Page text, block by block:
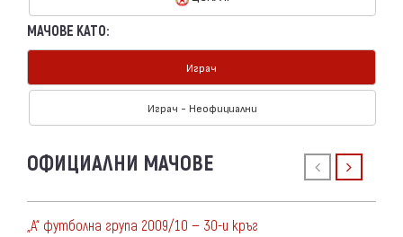
МАЧОВЕ КАТО:
Играч
Играч - Неофициални
ОФИЦИАЛНИ МАЧОВЕ
„А“ футболна група 2009/10 — 30-и кръг